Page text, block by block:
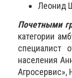
Леонид
Почетными
категории
специалист
населения
Агросервис»,